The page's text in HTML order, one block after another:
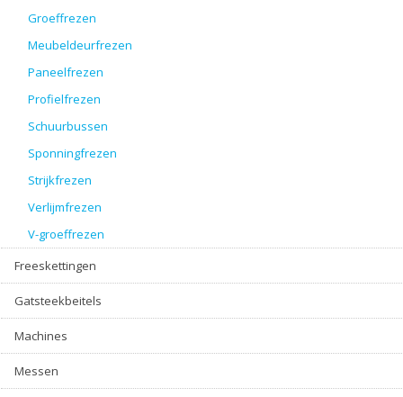
Groeffrezen
Meubeldeurfrezen
Paneelfrezen
Profielfrezen
Schuurbussen
Sponningfrezen
Strijkfrezen
Verlijmfrezen
V-groeffrezen
Freeskettingen
Gatsteekbeitels
Machines
Messen